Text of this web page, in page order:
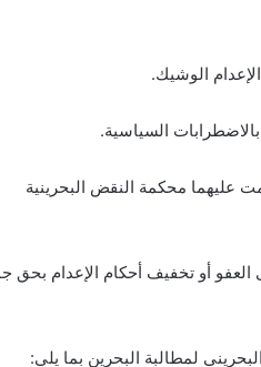
السياسية.
محكمة النقض البحرينية
تحث على العفو أو تخفيف أحكام الإعدام بحق
لمطالبة البحرين بما يلي: